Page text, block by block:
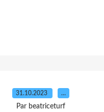
31.10.2023 …
Par beatriceturf